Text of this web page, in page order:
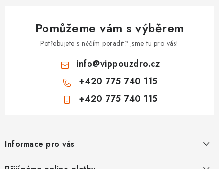
Pomůžeme vám s výběrem
Potřebujete s něčím poradit? Jsme tu pro vás!
info@vippouzdro.cz
+420 775 740 115
+420 775 740 115
p
a
Informace pro vás
Jak nakupovat